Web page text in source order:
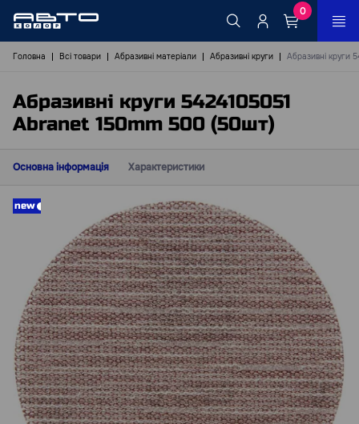
0
Головна Всі товари Абразивні матеріали Абразивні круги Абразивні круги
Абразивні круги 5424105051
Abranet 150mm 500 (50шт)
Основна інформація Характеристики
new